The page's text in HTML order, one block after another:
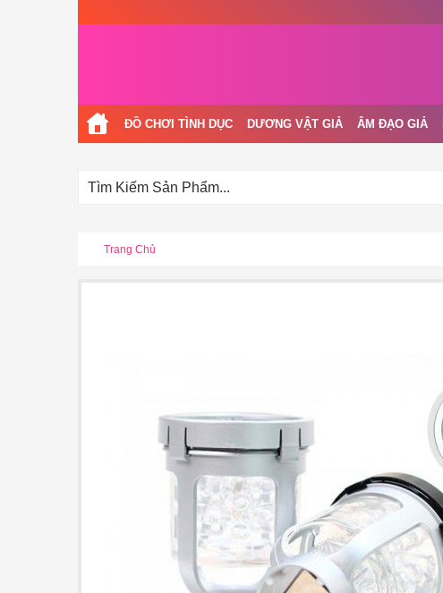
ĐỒ CHƠI TÌNH DỤC DƯƠNG VẬT GIẢ ÂM ĐẠO GIẢ
Trang Chủ